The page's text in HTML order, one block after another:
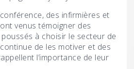
des infirmières et
venus témoigner des
à choisir le secteur de
de les motiver et des
l’importance de leur